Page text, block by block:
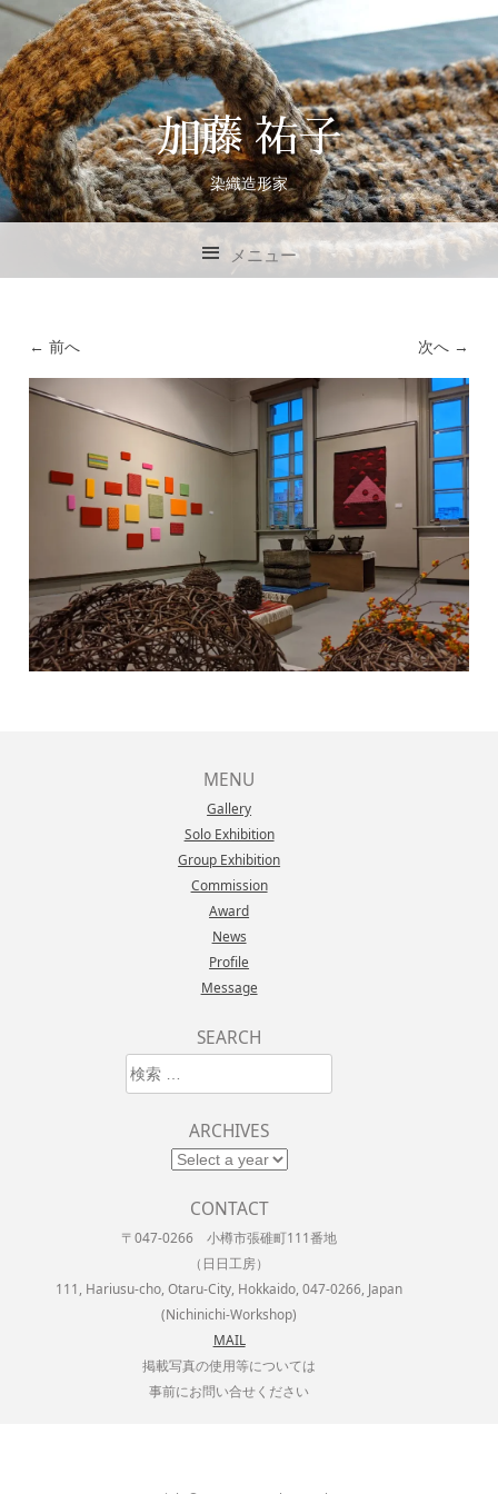
加藤 祐子
染織造形家
メニュー
← 前へ 次へ →
MENU
Gallery
Solo Exhibition
Group Exhibition
Commission
Award
News
Profile
Message
SEARCH
検索
ARCHIVES
CONTACT
〒047-0266 小樽市張碓町111番地
（日日工房）
111, Hariusu-cho, Otaru-City, Hokkaido, 047-0266, Japan
(Nichinichi-Workshop)
MAIL
掲載写真の使用等については
事前にお問い合せください